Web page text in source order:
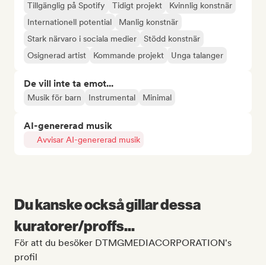
Tillgänglig på Spotify Tidigt projekt
Kvinnlig konstnär
Internationell potential
Manlig konstnär
Stark närvaro i sociala medier
Stödd konstnär
Osignerad artist
Kommande projekt Unga talanger
De vill inte ta emot...
Musik för barn Instrumental Minimal
AI-genererad musik
Avvisar AI-genererad musik
Du kanske också gillar dessa
kuratorer/proffs...
För att du besöker DTMGMEDIACORPORATION's
profil